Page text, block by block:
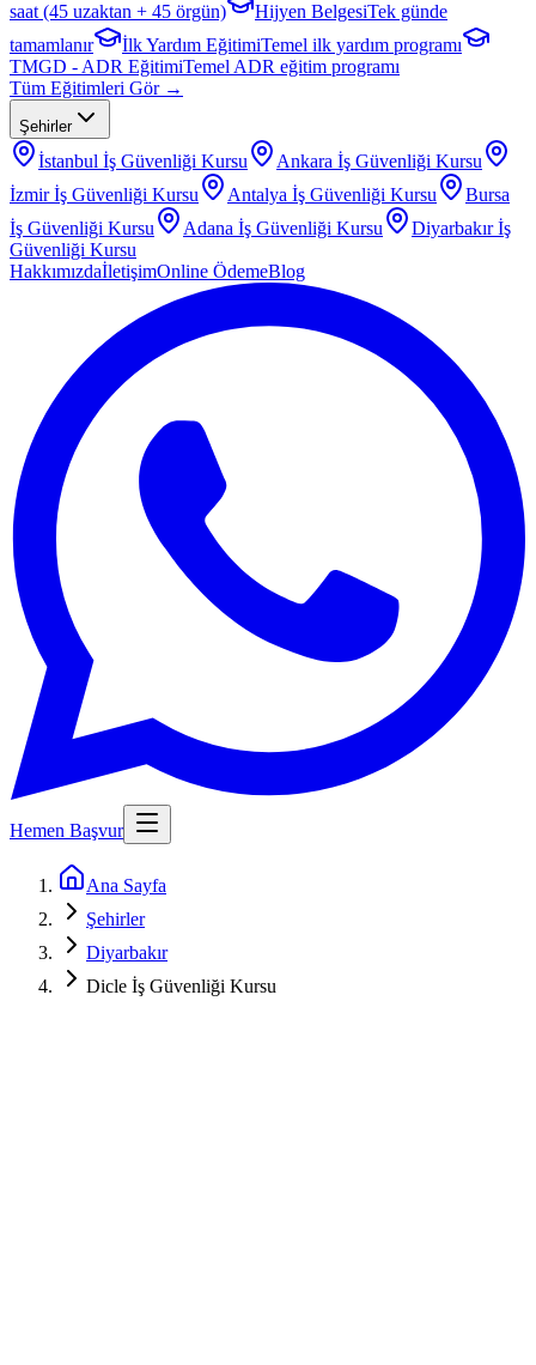
saat (45 uzaktan + 45 örgün)
Hijyen BelgesiTek günde
tamamlanır
İlk Yardım EğitimiTemel ilk yardım programı
TMGD - ADR EğitimiTemel ADR eğitim programı
Tüm Eğitimleri Gör →
Şehirler
İstanbul İş Güvenliği Kursu Ankara İş Güvenliği Kursu
İzmirİş Güvenliği Kursu Antalya İş Güvenliği Kursu
Bursa
İş Güvenliği Kursu
Adana İş Güvenliği Kursu Diyarbakırİş
Güvenliği Kursu
HakkımızdaİletişimOnline ÖdemeBlog
Hemen Başvur
Ana Sayfa
Şehirler
Diyarbakır
Dicle İş Güvenliği Kursu